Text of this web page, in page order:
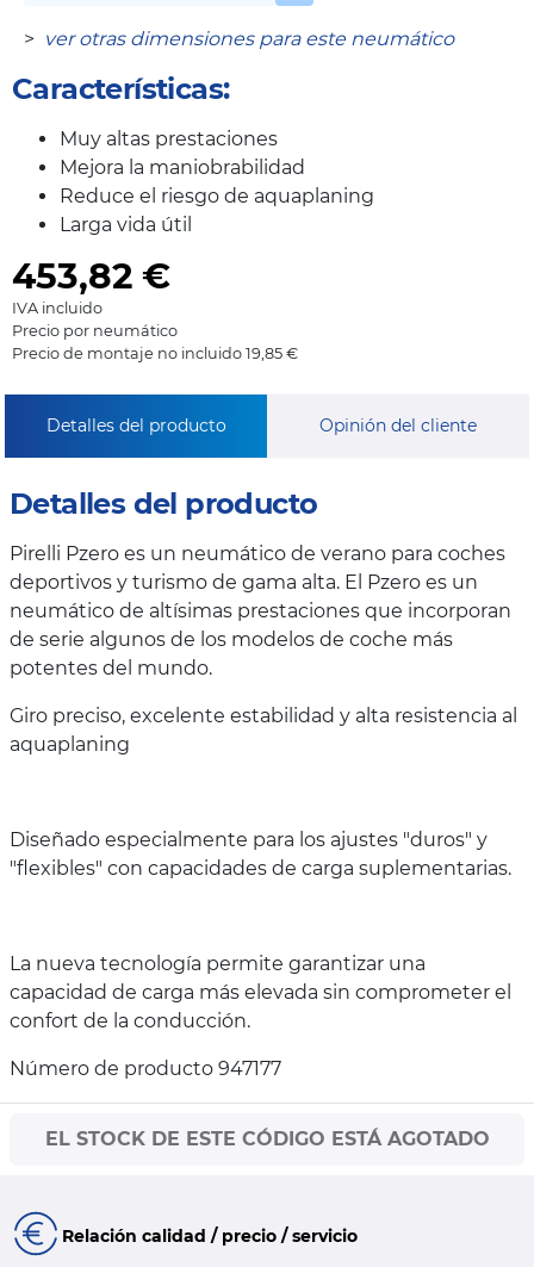
> ver otras dimensiones para este neumático
Características:
Muy altas prestaciones
Mejora la maniobrabilidad
Reduce el riesgo de aquaplaning
Larga vida útil
453,82 €
IVA incluido
Precio por neumático
Precio de montaje no incluido 19,85 €
Detalles del producto Opinión del cliente
Detalles del producto
Pirelli Pzero es un neumático de verano para coches
deportivos y turismo de gama alta. El Pzero es un
neumático de altísimas prestaciones que incorporan
de serie algunos de los modelos de coche más
potentes del mundo.
Giro preciso, excelente estabilidad y alta resistencia al
aquaplaning
Diseñado especialmente para los ajustes "duros" y
"flexibles" con capacidades de carga suplementarias.
La nueva tecnología permite garantizar una
capacidad de carga más elevada sin comprometer el
confort de la conducción.
Número de producto 947177
EL STOCK DE ESTE CÓDIGO ESTÁ AGOTADO
Relación calidad / precio / servicio